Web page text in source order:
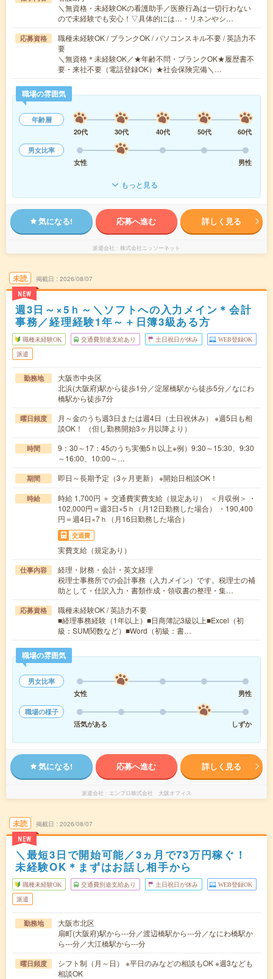
＼無資格・未経験OKの看護助手／医療行為は一切行わない
ので未経験でも安心！▽具体的には…・リネンやシ…
応募資格
職種未経験OK / ブランクOK / パソコンスキル不要 / 英語力不
要
＼無資格＊未経験OK／★年齢不問・ブランクOK★履歴書不
要・来社不要（電話登録OK）★社会保険完備＼…
職場の雰囲気
年齢層
20代
30代 40代 50代
60代
男女比率
女性
男性
もっと見る
気になる! 応募へ進む 詳しく見る
派遣会社 株式会社ニッソーネット
未読
NEW
掲載日 2026/08/07
週3日～×5ｈ～＼ソフトへの入力メイン＊会計
事務／経理経験1年～＋日簿3級ある方
職種未経験OK 交通費別途支給あり 土日祝日が休み WEB登録OK
派遣
勤務地
大阪市中央区
北浜(大阪府)駅から徒歩1分／淀屋橋駅から徒歩5分／なにわ
橋駅から徒歩7分
曜日頻度
月～金のうち週3日または週4日（土日祝休み） ※週5日も相
談OK！ （但し勤務開始3ヶ月以降より）
時間
9：30～17：45のうち実働5ｈ以上※例）9:30～15:30、9:30
～16:00、10:00～…
期間 即日～長期予定（3ヶ月更新） ※開始日相談OK！
時給
時給 1,700円 ＋ 交通費実費支給（規定あり） ＜月収例＞ ・
102,000円＝週3日×5ｈ（月12日勤務した場合） ・190,400
円＝週4日×7ｈ（月16日勤務した場合）
交通費
実費支給（規定あり）
仕事内容
経理・財務・会計・英文経理
税理士事務所での会計事務（入力メイン）です。税理士の補
助として・仕訳入力・書類作成・領収書の整理・集…
応募資格
職種未経験OK / 英語力不要
■経理事務経験（1年以上）■日商簿記3級以上■Excel（初
級：SUM関数など）■Word（初級：書…
職場の雰囲気
男女比率
女性
男性
職場の様子
活気がある
しずか
気になる! 応募へ進む 詳しく見る
派遣会社 エンプロ株式会社 大阪オフィス
未読
NEW
掲載日 2026/08/07
＼最短3日で開始可能／3ヵ月で73万円稼ぐ！
未経験OK＊まずはお話し相手から
職種未経験OK 交通費別途支給あり 土日祝日が休み WEB登録OK
派遣
勤務地
大阪市北区
扇町(大阪府)駅から---分／渡辺橋駅から---分／なにわ橋駅か
ら---分／大江橋駅から---分
曜日頻度
シフト制（月～日） ※平日のみなどの相談もOK ※週3なども
相談OK